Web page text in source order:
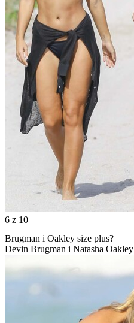
6 z 10
Brugman i Oakley size plus?
Devin Brugman i Natasha Oakley